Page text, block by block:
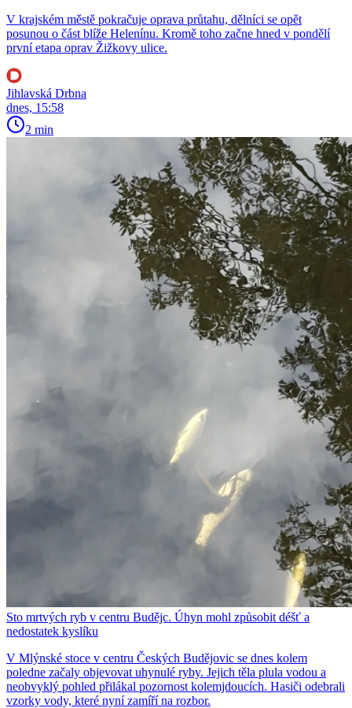
V krajském městě pokračuje oprava průtahu, dělníci se opět
posunou o část blíže Helenínu. Kromě toho začne hned v pondělí
první etapa oprav Žižkovy ulice.
Jihlavská Drbna
dnes, 15:58
2 min
Sto mrtvých ryb v centru Budějc. Úhyn mohl způsobit déšť a
nedostatek kyslíku
V Mlýnské stoce v centru Českých Budějovic se dnes kolem
poledne začaly objevovat uhynulé ryby. Jejich těla plula vodou a
neobvyklý pohled přilákal pozornost kolemjdoucích. Hasiči odebrali
vzorky vody, které nyní zamíří na rozbor.